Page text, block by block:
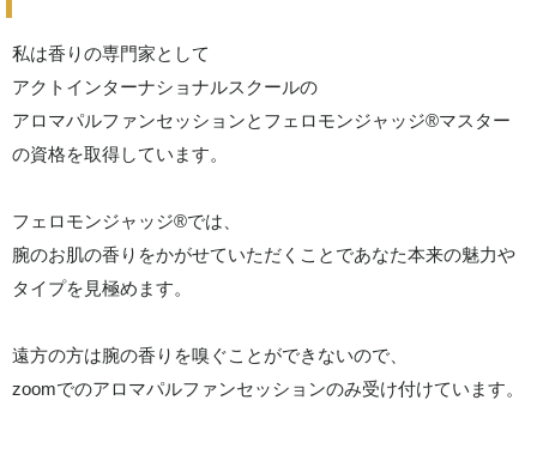
私は香りの専門家として
アクトインターナショナルスクールの
アロマパルファンセッションとフェロモンジャッジ®マスター
の資格を取得しています。
フェロモンジャッジ®では、
腕のお肌の香りをかがせていただくことであなた本来の魅力や
タイプを見極めます。
遠方の方は腕の香りを嗅ぐことができないので、
zoomでのアロマパルファンセッションのみ受け付けています。